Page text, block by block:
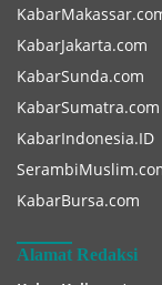
KabarJakarta.com
KabarSunda.com
KabarSumatra.com
KabarIndonesia.ID
KabarBursa.com
Alamat Redaksi